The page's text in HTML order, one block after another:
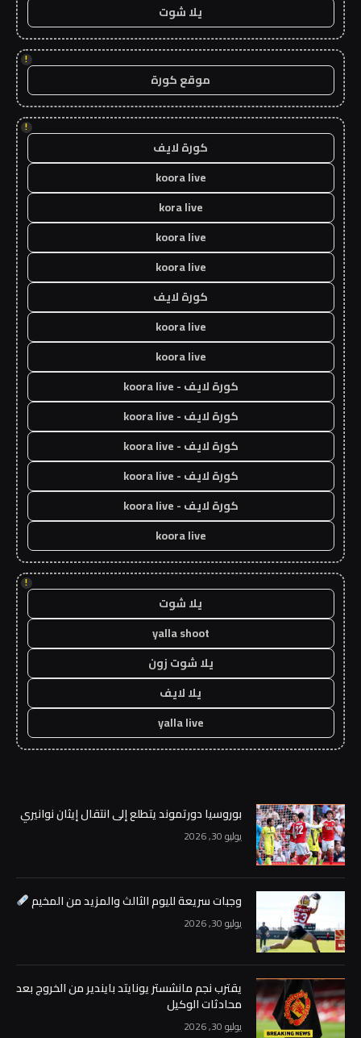
يلا شوت
!
موقع كورة
!
كورة لايف
koora live
kora live
koora live
koora live
كورة لايف
koora live
koora live
كورة لايف - koora live
كورة لايف - koora live
كورة لايف - koora live
كورة لايف - koora live
كورة لايف - koora live
koora live
!
يلا شوت
yalla shoot
يلا شوت زون
يلا لايف
yalla live
بوروسيا دورتموند يتطلع إلى انتقال إيثان نوانيري
يوليو 30, 2026
وجبات سريعة لليوم الثالث والمزيد من المخيم
يوليو 30, 2026
يقترب نجم مانشستر يونايتد بايندير من الخروج بعد
محادثات الوكيل
يوليو 30, 2026